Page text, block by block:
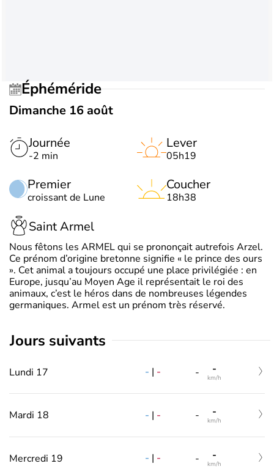
Éphéméride
Dimanche 16 août
Journée
-2 min
Premier
croissant de Lune
Lever
05h19
Coucher
18h38
Saint Armel
Nous fêtons les ARMEL qui se prononçait autrefois Arzel.
Ce prénom d’origine bretonne signifie « le prince des ours
». Cet animal a toujours occupé une place privilégiée : en
Europe, jusqu’au Moyen Age il représentait le roi des
animaux, c’est le héros dans de nombreuses légendes
germaniques. Armel est un prénom très réservé.
jours suivants
Lundi 17 - | - - -
km/h
Mardi 18 - | - - -
km/h
Mercredi 19 - | - - -
km/h